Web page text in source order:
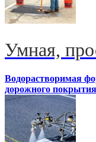
Умная,
Водорастворимая
дорожного